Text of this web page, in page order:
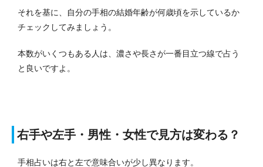
それを基に、自分の手相の結婚年齢が何歳頃を示しているか
チェックしてみましょう。
本数がいくつもある人は、濃さや長さが一番目立つ線で占う
と良いですよ。
右手や左手・男性・女性で見方は変わる？
手相占いは右と左で意味合いが少し異なります。